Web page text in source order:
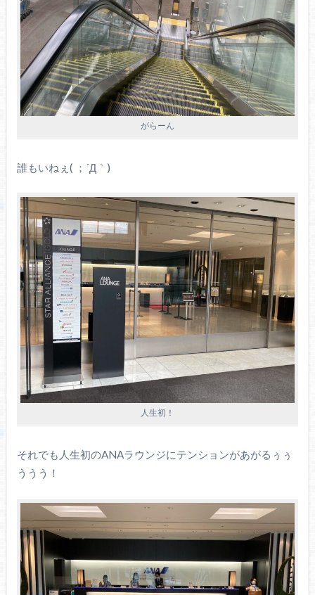
がらーん
誰もいねぇ( ；´Д｀)
人生初！
それでも人生初のANAラウンジにテンションがあがるぅぅ
ううう！